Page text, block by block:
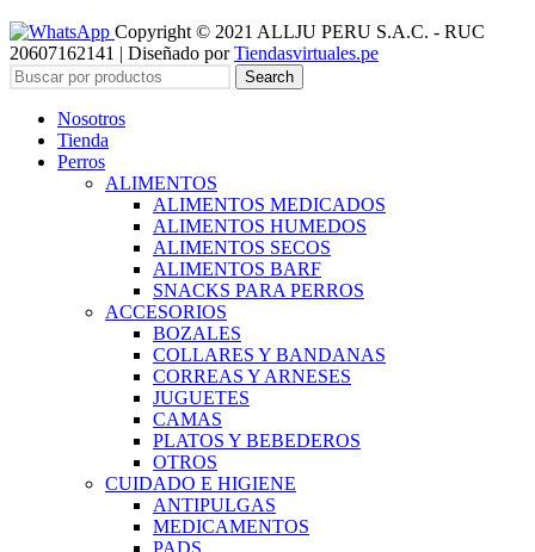
Copyright © 2021 ALLJU PERU S.A.C. - RUC
20607162141 | Diseñado porTiendasvirtuales.pe
Search
Nosotros
Tienda
Perros
ALIMENTOS
ALIMENTOS MEDICADOS
ALIMENTOS HUMEDOS
ALIMENTOS SECOS
ALIMENTOS BARF
SNACKS PARA PERROS
ACCESORIOS
BOZALES
COLLARES Y BANDANAS
CORREAS Y ARNESES
JUGUETES
CAMAS
PLATOS Y BEBEDEROS
OTROS
CUIDADO E HIGIENE
ANTIPULGAS
MEDICAMENTOS